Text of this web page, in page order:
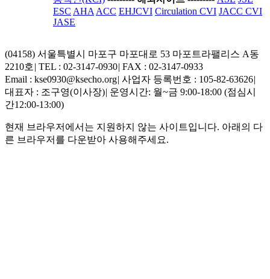
ESC AHA ACC EHJCVI Circulation CVI JACC CVI
JASE
(04158) 서울특별시 마포구 마포대로 53 마포트라팰리스 A동
2210호 | TEL : 02-3147-0930| FAX : 02-3147-0933
Email : kse0930@ksecho.org| 사업자 등록번호 : 105-82-63626|
대표자 : 조구영(이사장)| 운영시간: 월~금 9:00-18:00 (점심시
간12:00-13:00)
현재 브라우저에서는 지원하지 않는 사이트입니다. 아래의 다
른 브라우저를 다운받아 사용해주세요.